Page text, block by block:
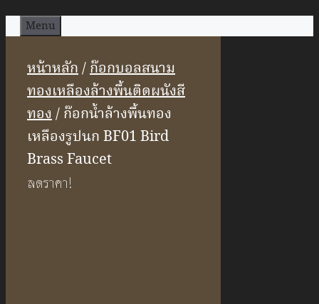
Menu
หน้าหลัก/ก๊อกบอลสนาม
ทองเหลืองล้างพื้นติดผนังสี
ทอง/ ก๊อกน้ำล้างพื้นทอง
เหลืองรูปนก BF01 Bird
Brass Faucet
ลดราคา!